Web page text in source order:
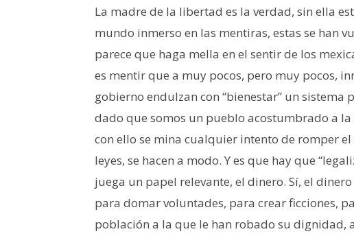
La madre de la libertad es la verdad, sin ella
mundo inmerso en las mentiras, estas se han
parece que haga mella en el sentir de los
es mentir que a muy pocos, pero muy pocos,
gobierno endulzan con “bienestar” un
dado que somos un pueblo acostumbrado a
con ello se mina cualquier intento de romper
leyes, se hacen a modo. Y es que hay que
juega un papel relevante, el dinero. Sí, el
para domar voluntades, para crear ficciones,
población a la que le han robado su dignidad,